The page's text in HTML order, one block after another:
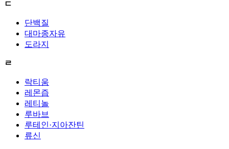
ㄷ
단백질
대마종자유
도라지
ㄹ
락티움
레몬즙
레티놀
루바브
루테인·지아잔틴
류신